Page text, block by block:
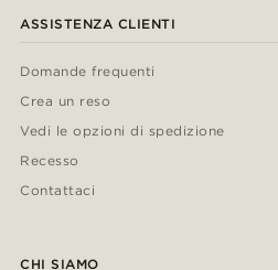
ASSISTENZA CLIENTI
Domande frequenti
Crea un reso
Vedi le opzioni di spedizione
Recesso
Contattaci
CHI SIAMO